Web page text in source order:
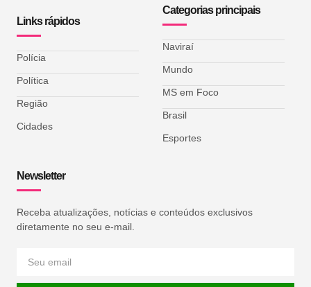
Links rápidos
Polícia
Política
Região
Cidades
Categorias principais
Naviraí
Mundo
MS em Foco
Brasil
Esportes
Newsletter
Receba atualizações, notícias e conteúdos exclusivos
diretamente no seu e-mail.